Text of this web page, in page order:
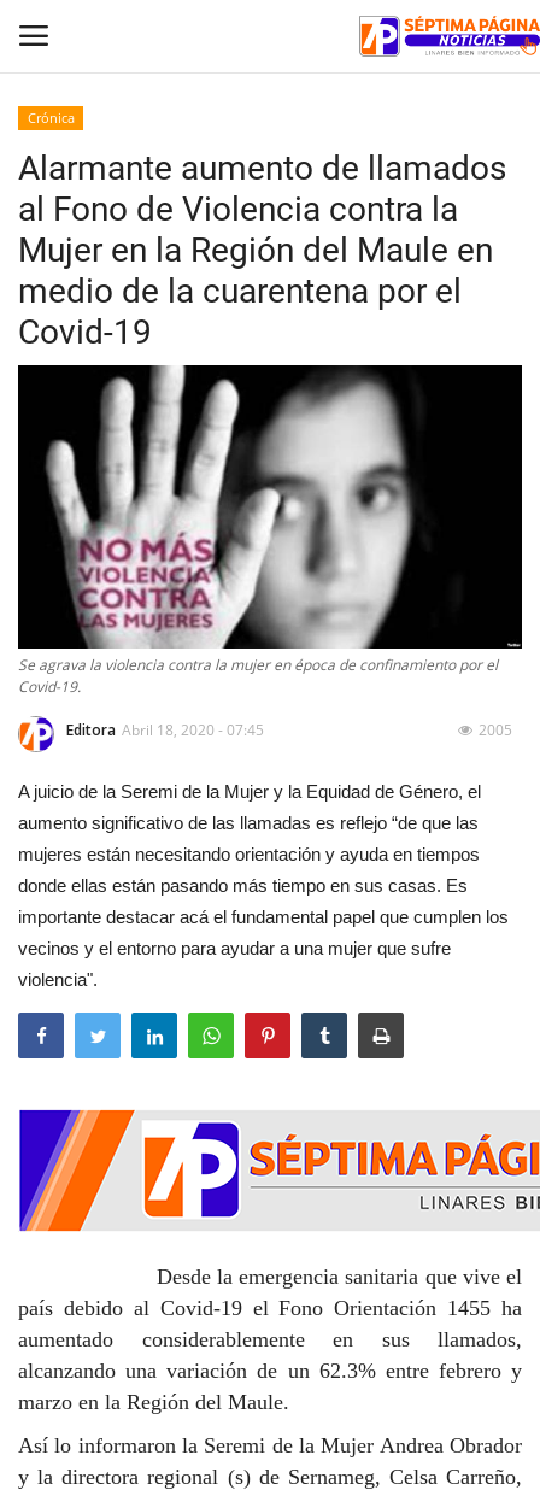
Inicio
Crónica
Policial
Tribunales
Política
Espectáculos
Crónica
Alarmante aumento de llamados
al Fono de Violencia contra la
Mujer en la Región del Maule en
medio de la cuarentena por el
Covid-19
Se agrava la violencia contra la mujer en época de confinamiento por el
Covid-19.
Editora Abril 18, 2020 - 07:45 2005
A juicio de la Seremi de la Mujer y la Equidad de Género, el
aumento significativo de las llamadas es reflejo “de que las
mujeres están necesitando orientación y ayuda en tiempos
donde ellas están pasando más tiempo en sus casas. Es
importante destacar acá el fundamental papel que cumplen los
vecinos y el entorno para ayudar a una mujer que sufre
violencia".
Desde la emergencia sanitaria que vive el
país debido al Covid-19 el Fono Orientación 1455 ha
aumentado considerablemente en sus llamados,
alcanzando una variación de un 62.3% entre febrero y
marzo en la Región del Maule.
Así lo informaron la Seremi de la Mujer Andrea Obrador
y la directora regional (s) de Sernameg, Celsa Carreño,